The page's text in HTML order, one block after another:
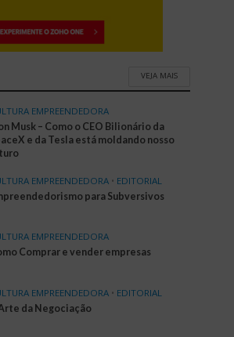
VEJA MAIS
EMPREENDEDORA
Musk – Como o CEO Bilionário da
e da Tesla está moldando nosso
EMPREENDEDORA • EDITORIAL
para Subversivos
EMPREENDEDORA
Comprar e vender empresas
EMPREENDEDORA • EDITORIAL
da Negociação